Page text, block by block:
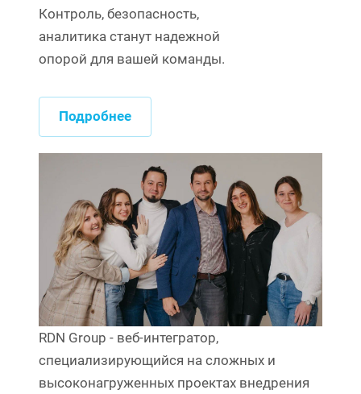
Контроль, безопасность,
аналитика станут надежной
опорой для вашей команды.
Подробнее
RDN Group - веб-интегратор,
специализирующийся на сложных и
высоконагруженных проектах внедрения